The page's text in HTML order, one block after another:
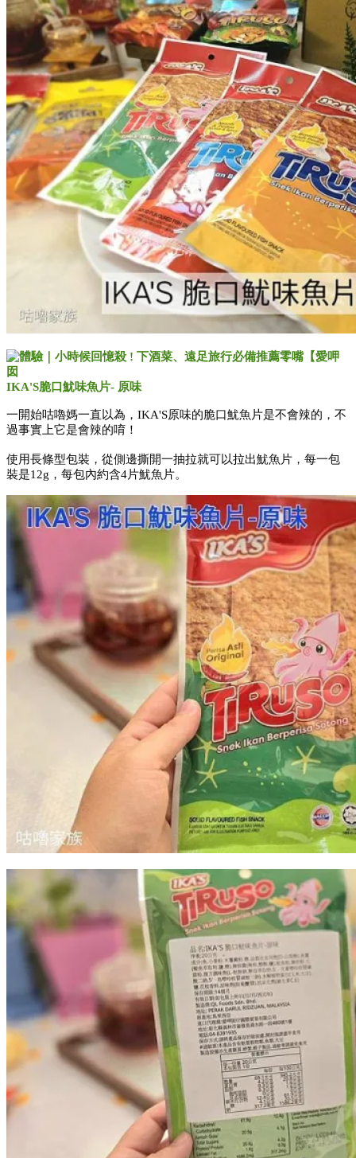
IKA'S脆口魷味魚片- 原味
一開始咕嚕媽一直以為，IKA'S原味的脆口魷魚片是不會辣的，不
過事實上它是會辣的唷！
使用長條型包裝，從側邊撕開一抽拉就可以拉出魷魚片，每一包
裝是12g，每包內約含4片魷魚片。